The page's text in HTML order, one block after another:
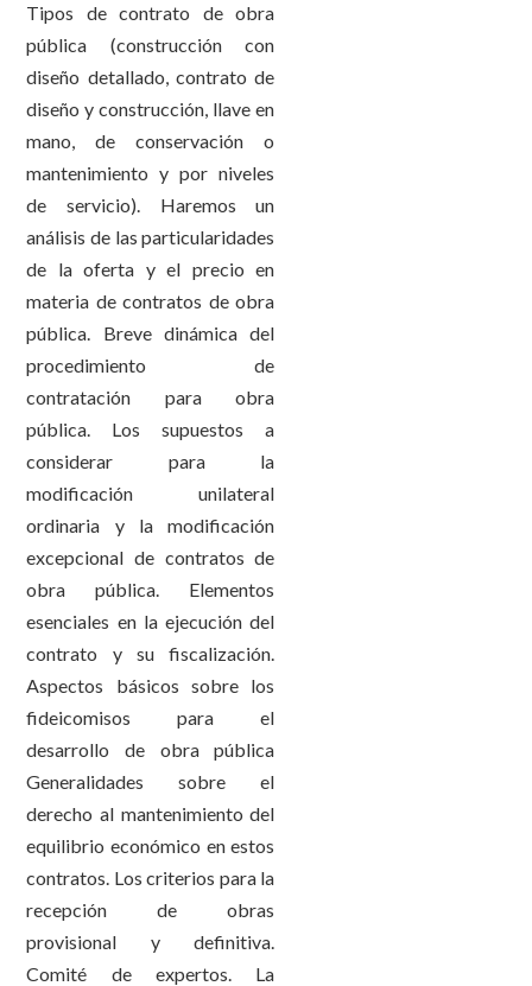
Tipos de contrato de obra
pública (construcción con
diseño detallado, contrato de
diseño y construcción, llave en
mano, de conservación o
mantenimiento y por niveles
de servicio). Haremos un
análisis de las particularidades
de la oferta y el precio en
materia de contratos de obra
pública. Breve dinámica del
procedimiento de
contratación para obra
pública. Los supuestos a
considerar para la
modificación unilateral
ordinaria y la modificación
excepcional de contratos de
obra pública. Elementos
esenciales en la ejecución del
contrato y su fiscalización.
Aspectos básicos sobre los
fideicomisos para el
desarrollo de obra pública
Generalidades sobre el
derecho al mantenimiento del
equilibrio económico en estos
contratos. Los criterios para la
recepción de obras
provisional y definitiva.
Comité de expertos. La